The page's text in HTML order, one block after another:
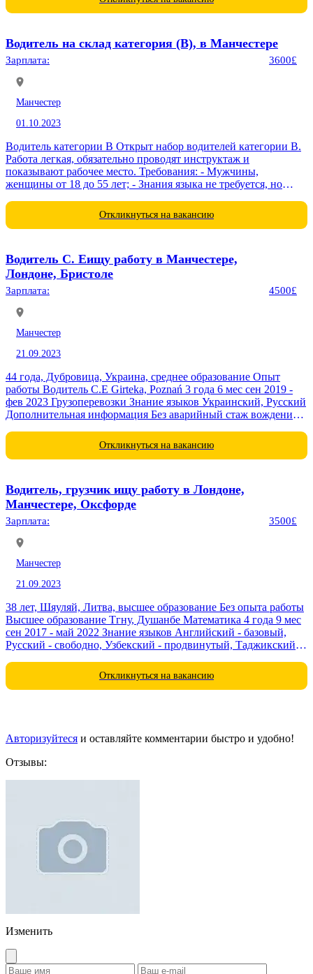
Водитель на склад категория (B), в Манчестере
Зарплата: 3600£
Манчестер
01.10.2023
Водитель категории B Открыт набор водителей категории В.
Работа легкая, обязательно проводят инструктаж и
показывают рабочее место. Требования: - Мужчины,
женщины от 18 до 55 лет; - Знания языка не требуется, но
Откликнуться на вакансию
Водитель С. Еищу работу в Манчестере,
Лондоне, Бристоле
Зарплата: 4500£
Манчестер
21.09.2023
44 года, Дубровица, Украина, среднее образование Опыт
работы Водитель С.Е Girteka, Poznań 3 года 6 мес сен 2019 -
фев 2023 Грузоперевозки Знание языков Украинский, Русский
Дополнительная информация Без аварийный стаж вождения
Откликнуться на вакансию
Водитель, грузчик ищу работу в Лондоне,
Манчестере, Оксфорде
Зарплата: 3500£
Манчестер
21.09.2023
38 лет, Шяуляй, Литва, высшее образование Без опыта работы
Высшее образование Тгну, Душанбе Математика 4 года 9 мес
сен 2017 - май 2022 Знание языков Английский - базовый,
Русский - свободно, Узбекский - продвинутый, Таджикский -
Откликнуться на вакансию
Авторизуйтеся и оставляйте комментарии быстро и удобно!
Отзывы:
Изменить